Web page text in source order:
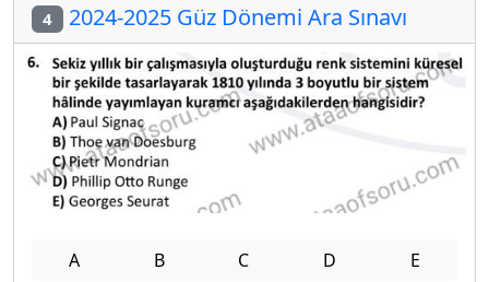
4 2024-2025 Güz Dönemi Ara Sınavı
A B C D E